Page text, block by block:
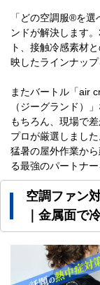
「どの空調服®を
ンドが解決します
ト、接触冷感素材
映したラインナップ
またバートル「air
（ジーグランド）
もちろん、現場で
プロが厳選しました
猛暑の屋外作業か
る最強のパートナ
空調ファン
｜金属面で